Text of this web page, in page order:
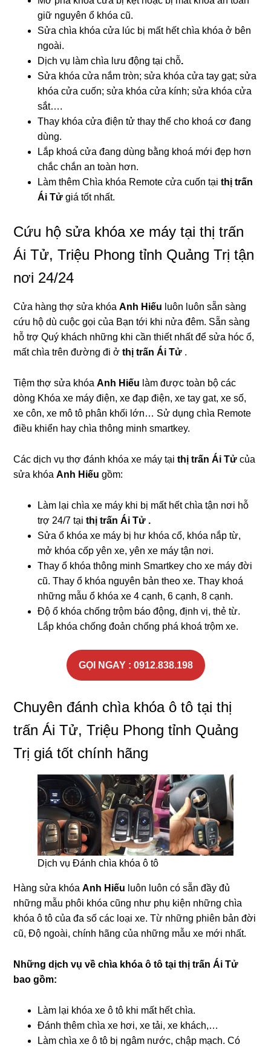
giữ nguyên ổ khóa cũ.
Sửa chìa khóa cửa lúc bị mất hết chìa khóa ở bên
ngoài.
Dịch vụ làm chìa lưu động tại chỗ.
Sửa khóa cửa nắm tròn; sửa khóa cửa tay gạt; sửa
khóa cửa cuốn; sửa khóa cửa kính; sửa khóa cửa
sắt….
Thay khóa cửa điện tử thay thế cho khoá cơ đang
dùng.
Lắp khoá cửa đang dùng bằng khoá mới đẹp hơn
chắc chắn an toàn hơn.
Làm thêm Chìa khóa Remote cửa cuốn tạithị trấn
Ái Tửgiá tốt nhất.
Cứu hộ sửa khóa xe máy tại thị trấn
Ái Tử, Triệu Phong tỉnh Quảng Trị tận
nơi 24/24
Cửa hàng thợ sửa khóaAnh Hiếu luôn luôn sẵn sàng
cứu hộ dù cuộc gọi của Bạn tới khi nửa đêm. Sẵn sàng
hỗ trợ Quý khách những khi cần thiết nhất để sửa hóc ổ,
mất chìa trên đường đi ởthị trấn Ái Tử .
Tiệm thợ sửa khóaAnh Hiếu làm được toàn bộ các
dòng Khóa xe máy điện, xe đạp điện, xe tay gat, xe số,
xe côn, xe mô tô phân khối lớn… Sử dụng chìa Remote
điều khiển hay chìa thông minh smartkey.
Các dịch vụ thợ đánh khóa xe máy tạithị trấn Ái Tửcủa
sửa khóaAnh Hiếu gồm:
Làm lại chìa xe máy khi bị mất hết chìa tận nơi hỗ
trợ 24/7 tạithị trấn Ái Tử .
Sửa ổ khóa xe máy bị hư khóa cổ, khóa nắp từ,
mở khóa cốp yên xe, yên xe máy tận nơi.
Thay ổ khóa thông minh Smartkey cho xe máy đời
cũ. Thay ổ khóa nguyên bản theo xe. Thay khoá
những mẫu ổ khóa xe 4 cạnh, 6 cạnh, 8 cạnh.
Độ ổ khóa chống trộm báo động, định vị, thẻ từ.
Lắp khóa chống đoản chống phá khoá trộm xe.
GỌI NGAY : 0912.838.198
Chuyên đánh chìa khóa ô tô tại thị
trấn Ái Tử, Triệu Phong tỉnh Quảng
Trị giá tốt chính hãng
Dịch vụ Đánh chìa khóa ô tô
Hàng sửa khóaAnh Hiếu luôn luôn có sẵn đầy đủ
những mẫu phôi khóa cũng như phụ kiện những chìa
khóa ô tô của đa số các loại xe. Từ những phiên bản đời
cũ, Độ ngoài, chính hãng của những mẫu xe mới nhất.
Những dịch vụ về chìa khóa ô tô tại thị trấn Ái Tử
bao gồm:
Làm lại khóa xe ô tô khi mất hết chìa.
Đánh thêm chìa xe hơi, xe tải, xe khách,…
Làm chìa xe ô tô bị ngâm nước, chập mạch. Có